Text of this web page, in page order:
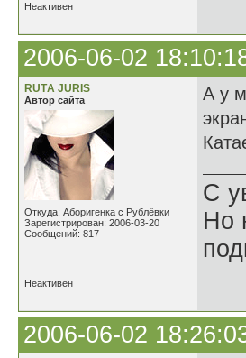
Неактивен
2006-06-02
RUTА JURIS
Автор сайта
Откуда: Аборигенка с Рублёвки
Зарегистрирован: 2006-03-20
Сообщений: 817
А у
С
Но
Неактивен
2006-06-02